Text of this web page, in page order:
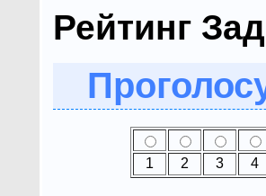
Рейтинг
1 2 3 4